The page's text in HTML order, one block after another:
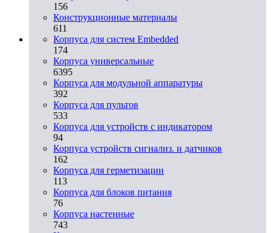
156
Конструкционные материалы
611
Корпуса для систем Embedded
174
Корпуса универсальные
6395
Корпуса для модульной аппаратуры
392
Корпуса для пультов
533
Корпуса для устройств с индикатором
94
Корпуса устройств сигнализ. и датчиков
162
Корпуса для герметизации
113
Корпуса для блоков питания
76
Корпуса настенные
743